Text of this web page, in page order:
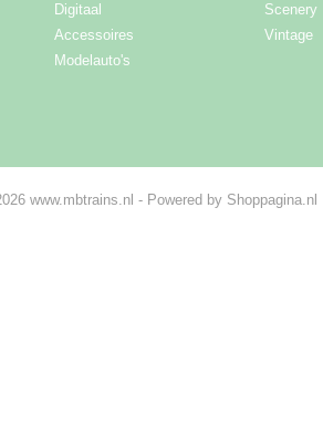
Digitaal
Accessoires
Modelauto's
Scenery
Vintage
www.mbtrains.nl - Powered by Shoppagina.nl